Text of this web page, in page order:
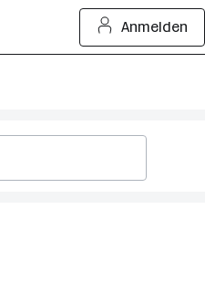
Anmelden